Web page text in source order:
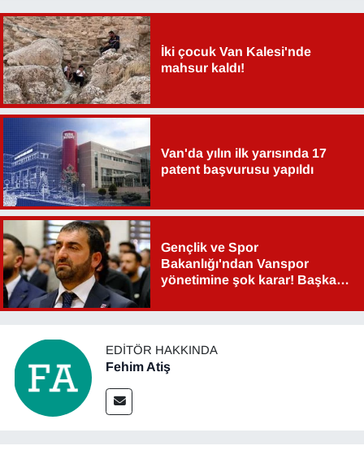
İki çocuk Van Kalesi'nde
mahsur kaldı!
Van'da yılın ilk yarısında 17
patent başvurusu yapıldı
Gençlik ve Spor
Bakanlığı'ndan Vanspor
yönetimine şok karar! Başkan
EDITÖR HAKKINDA
Fehim Atiş